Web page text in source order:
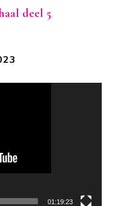
deel 5
01:19:23